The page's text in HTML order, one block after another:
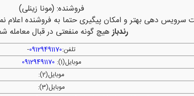
فروشنده: (مونا زینلی)
سرویس دهی بهتر و امکان پیگیری حتما به فروشنده اعلام
رندبازهیچ گونه منفعتی در قبال معامله
تلفن:09129491170
-
موبایل(1):
09129491170
موبایل(2):
موبایل(3):